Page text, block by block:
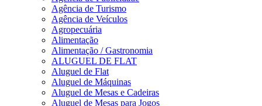
Agência de Turismo
Agência de Veículos
Agropecuária
Alimentação
Alimentação / Gastronomia
ALUGUEL DE FLAT
Aluguel de Flat
Aluguel de Máquinas
Aluguel de Mesas e Cadeiras
Aluguel de Mesas para Jogos